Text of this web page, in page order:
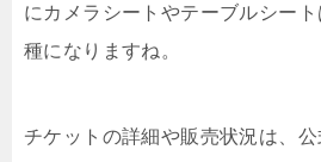
にカメラシートやテーブルシー
種になりますね。
チケットの詳細や販売状況は、